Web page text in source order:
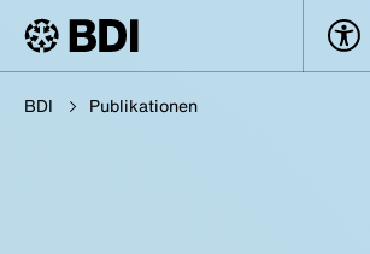
BDI Publikationen